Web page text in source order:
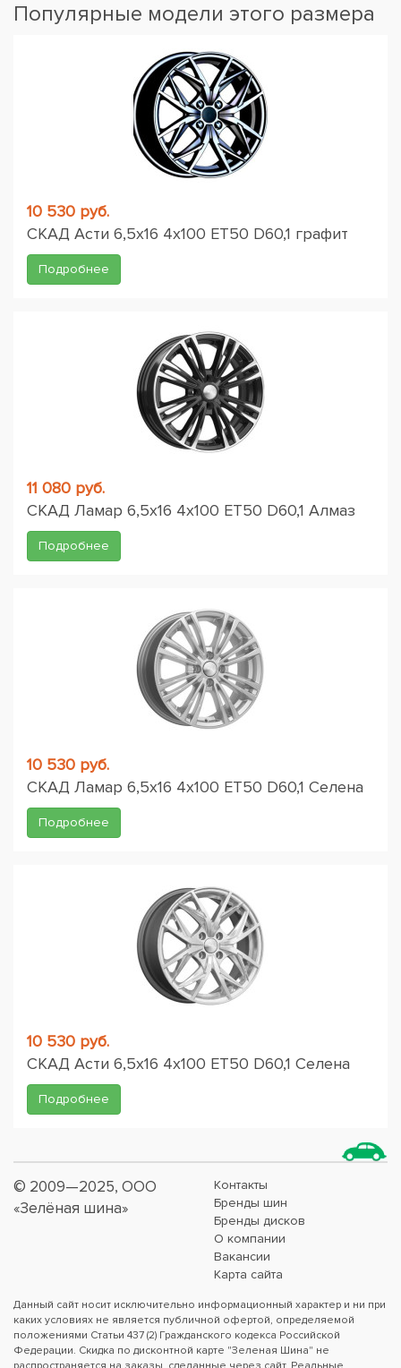
Популярные модели этого размера
10 530 руб.
СКАД Асти 6,5x16 4x100 ET50 D60,1 графит
Подробнее
11 080 руб.
СКАД Ламар 6,5x16 4x100 ET50 D60,1 Алмаз
Подробнее
10 530 руб.
СКАД Ламар 6,5x16 4x100 ET50 D60,1 Селена
Подробнее
10 530 руб.
СКАД Асти 6,5x16 4x100 ET50 D60,1 Селена
Подробнее
© 2009—2025, ООО
«Зелёная шина»
Контакты
Бренды шин
Бренды дисков
О компании
Вакансии
Карта сайта
Данный сайт носит исключительно информационный характер и ни при
каких условиях не является публичной офертой, определяемой
положениями Статьи 437 (2) Гражданского кодекса Российской
Федерации. Скидка по дисконтной карте "Зеленая Шина" не